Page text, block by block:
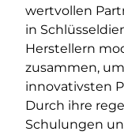
wertvollen
in
Herstellern
zusammen,
innovativsten
Durch ihre
Schulungen